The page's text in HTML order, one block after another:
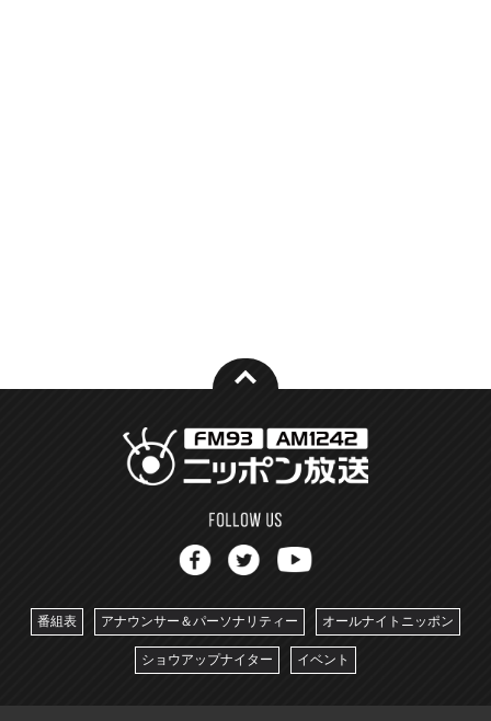
番組表 アナウンサー＆パーソナリティー オールナイトニッポン
ショウアップナイター イベント